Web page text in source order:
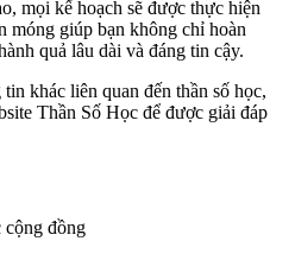
mọi kế hoạch sẽ được thực hiện
móng giúp bạn không chỉ hoàn
quả lâu dài và đáng tin cậy.
khác liên quan đến thần số học,
Thần Số Học để được giải đáp
cộng đồng